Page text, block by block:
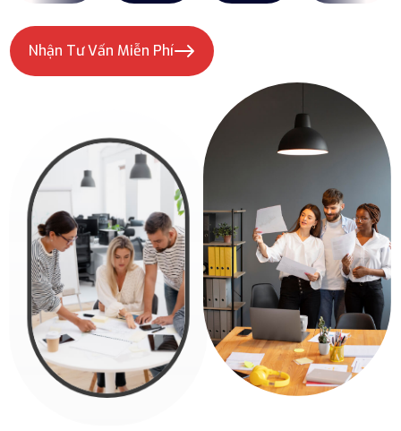
Nhận Tư Vấn Miễn Phí